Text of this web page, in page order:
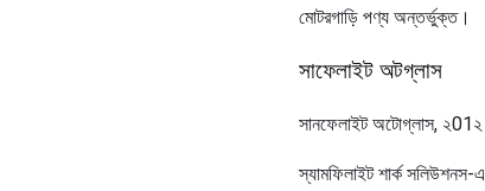
মোটরগাড়ি পণ্য অন্তর্ভুক্ত।
সাফেলাইট অটগ্লাস
সানফেলাইট অটোগ্লাস, ২01২
স্যামফিলাইট শার্ক সলিউশনস-